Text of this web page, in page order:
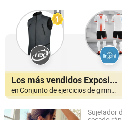
Los más vendidos Expositores
en Conjunto de ejercicios de gimnasio
Sujetador